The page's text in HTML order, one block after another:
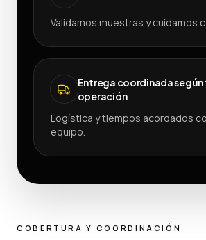
Validamos muestras y cuidamos
Entrega coordinada según
operación
Logística y tiempos acordados
equipo.
COBERTURA Y COORDINACIÓN